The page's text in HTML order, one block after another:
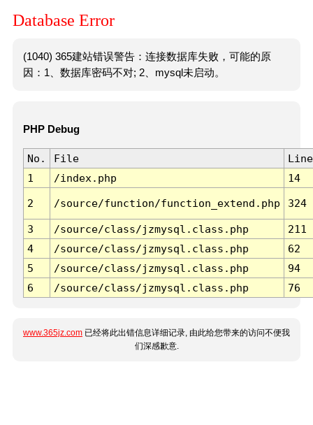
Database Error
(1040) 365建站错误警告：连接数据库失败，可能的原
因：1、数据库密码不对; 2、mysql未启动。
PHP Debug
No. File
Line
1
/index.php 14
2 /source/function/function_extend.php 324
3 /source/class/jzmysql.class.php
211
4
/source/class/jzmysql.class.php
62
5
/source/class/jzmysql.class.php
94
6
/source/class/jzmysql.class.php 76
www.365jz.com 已经将此出错信息详细记录, 由此给您带来的访问不便我
们深感歉意.